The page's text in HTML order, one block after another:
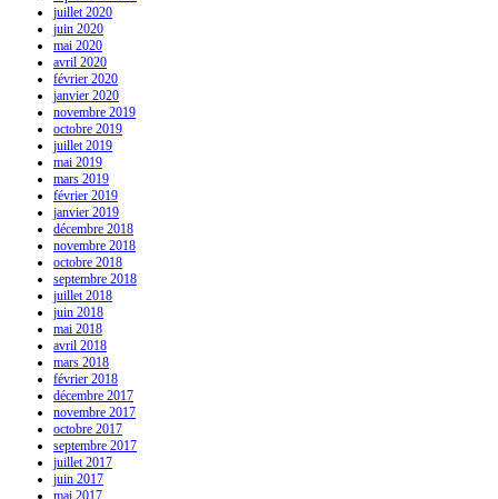
juillet 2020
juin 2020
mai 2020
avril 2020
février 2020
janvier 2020
novembre 2019
octobre 2019
juillet 2019
mai 2019
mars 2019
février 2019
janvier 2019
décembre 2018
novembre 2018
octobre 2018
septembre 2018
juillet 2018
juin 2018
mai 2018
avril 2018
mars 2018
février 2018
décembre 2017
novembre 2017
octobre 2017
septembre 2017
juillet 2017
juin 2017